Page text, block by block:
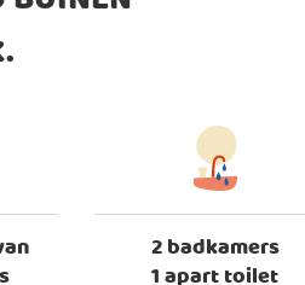
2 badkamers
1 apart toilet